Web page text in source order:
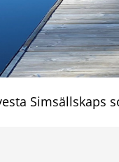
Simsällskaps